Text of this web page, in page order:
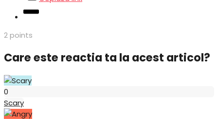
2points
Care este reactia ta la acest articol?
0
Scary